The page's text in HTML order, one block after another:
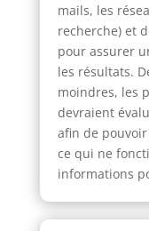
mails, les
recherche) et
pour assurer
les résultats.
moindres, les
devraient
afin de
ce qui ne
informations